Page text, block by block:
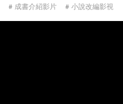
# 成書介紹影片 # 小說改編影視